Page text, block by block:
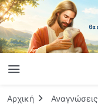
Αρχική Αναγνώσεις